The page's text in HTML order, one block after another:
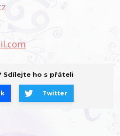
Sdílejte ho s přáteli
Twitter